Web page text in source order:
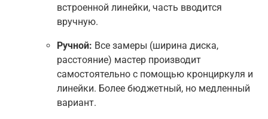
встроенной линейки, часть вводится
вручную.
Ручной: Все замеры (ширина диска,
расстояние) мастер производит
самостоятельно с помощью кронциркуля и
линейки. Более бюджетный, но медленный
вариант.